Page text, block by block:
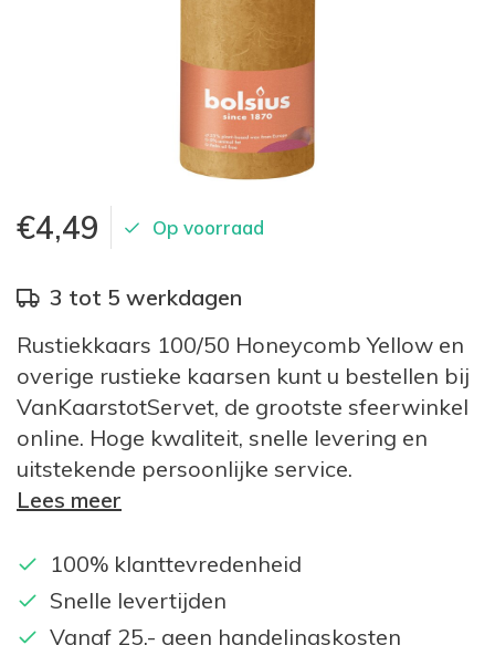
€4,49 Op voorraad
3 tot 5 werkdagen
Rustiekkaars 100/50 Honeycomb Yellow en
overige rustieke kaarsen kunt u bestellen bij
VanKaarstotServet, de grootste sfeerwinkel
online. Hoge kwaliteit, snelle levering en
uitstekende persoonlijke service.
Lees meer
100% klanttevredenheid
Snelle levertijden
Vanaf 25,- geen handelingskosten